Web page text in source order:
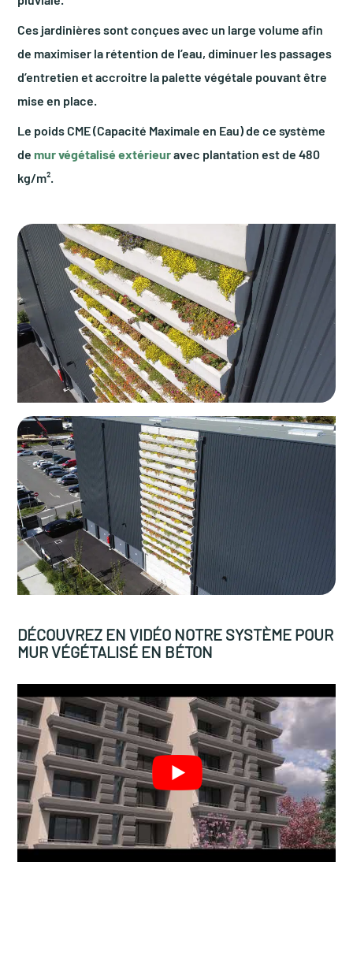
Ces jardinières sont conçues avec un large volume afin
de maximiser la rétention de l’eau, diminuer les passages
d’entretien et accroitre la palette végétale pouvant être
mise en place.
Le poids CME (Capacité Maximale en Eau) de ce système
demur végétalisé extérieuravec plantation est de 480
kg/m².
DÉCOUVREZ EN VIDÉO NOTRE SYSTÈME POUR
MUR VÉGÉTALISÉ EN BÉTON